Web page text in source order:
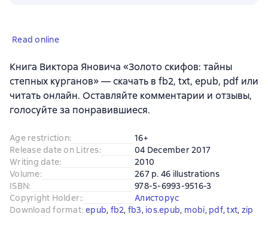
Read online
Книга Виктора Яновича «Золото скифов: тайны
степных курганов» — скачать в fb2, txt, epub, pdf или
читать онлайн. Оставляйте комментарии и отзывы,
голосуйте за понравившиеся.
Age restriction:
16+
Release date on Litres:
04 December 2017
Writing date:
2010
Volume:
267 p. 46 illustrations
ISBN:
978-5-6993-9516-3
Copyright Holder::
Алисторус
Download format: epub, fb2, fb3, ios.epub, mobi, pdf, txt, zip